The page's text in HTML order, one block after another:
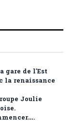
de l’Est
la renaissance
Joulie